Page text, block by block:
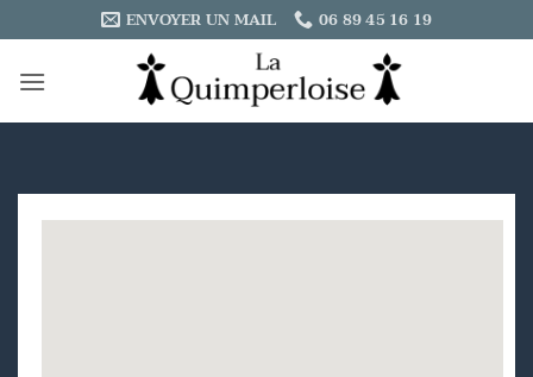
au
contenu
ENVOYER UN MAIL 06 89 45 16 19